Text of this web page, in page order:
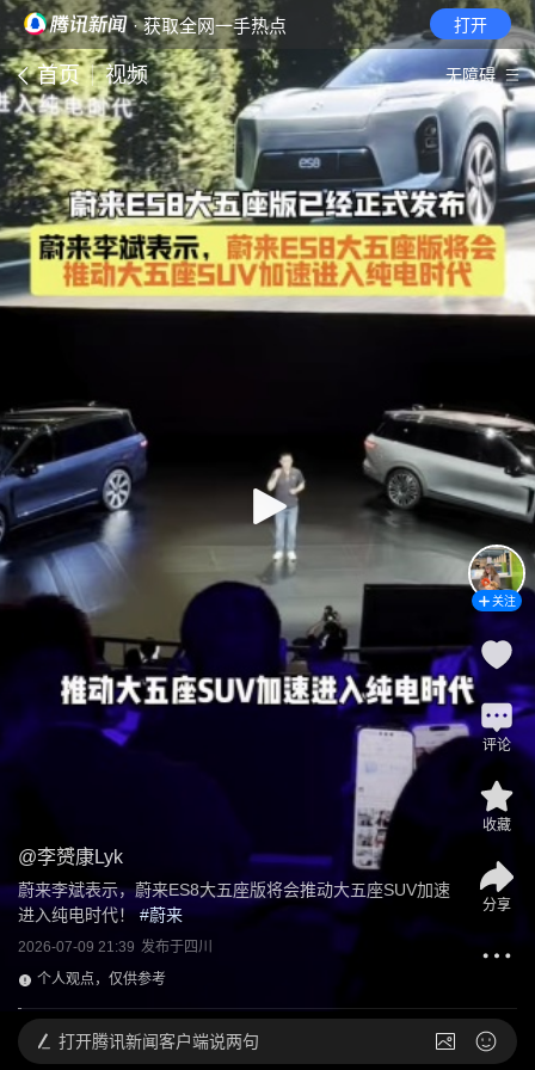
· 获取全网一手热点 打开
首页 视频 无障碍
@李赟康Lyk
蔚来李斌表示，蔚来ES8大五座版将会推动大五座SUV加速
进入纯电时代！ #蔚来
2026-07-09 21:39 发布于四川
个人观点，仅供参考
关注
评论
收藏
分享
打开腾讯新闻客户端说两句